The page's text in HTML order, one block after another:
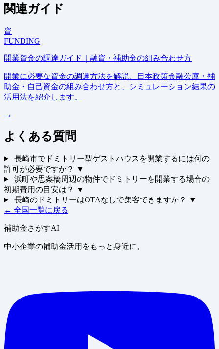
関連ガイド
資
FUNDING
開業資金の調達ガイド｜融資・補助金の組み合わせ方
開業に必要な資金の調達方法を解説。日本政策金融公庫・補
助金・自己資金の組み合わせ方と、シミュレーション結果の
活用法を紹介します。
→
よくある質問
長崎市でドミトリー型ゲストハウスを開業するには何の
許可が必要ですか？
▼
浜町や思案橋周辺の物件でドミトリーを開業する場合の
初期費用の目安は？
▼
長崎のドミトリーはOTAなしで集客できますか？
▼
← 全国一覧に戻る
補助金さがすAI
中小企業の補助金活用をもっと身近に。